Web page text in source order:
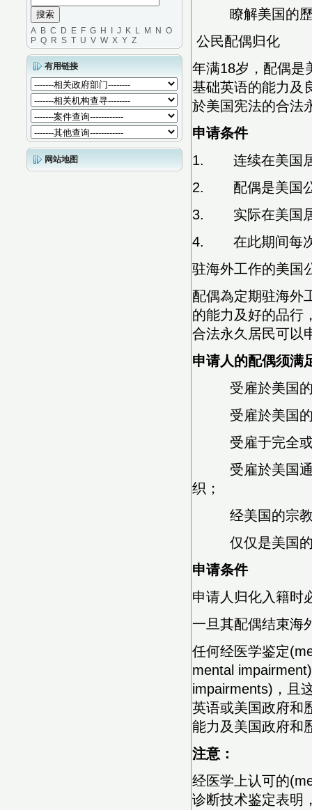
A B C D E F G H J K L M N O
P Q R S T U V W X Y Z
有用链接
网站地图
瞭解美国的歷
公民配偶归化
年满18岁，配偶是
基础英语的能力及
於美国宪法的合法
申请条件
1. 连续在美国居
2. 配偶是美国
3. 实际在美国居
4. 在此期间每次
驻海外工作的美国
配偶為定期驻海外
的能力及好的品行
合法永久居民可以
申请人的配偶须满
受雇於美国的
受雇於美国的
受雇于完全或部
受雇於美国通过
织；
经美国的宗教
仅仅是美国的某
申请条件
申请人归化入籍时
一旦其配偶结束海
任何经医学鉴定
mental
impairments)，且
英语或美国政府和
能力及美国政府和
注意：
经医学上认可的
诊断技术鉴定表明